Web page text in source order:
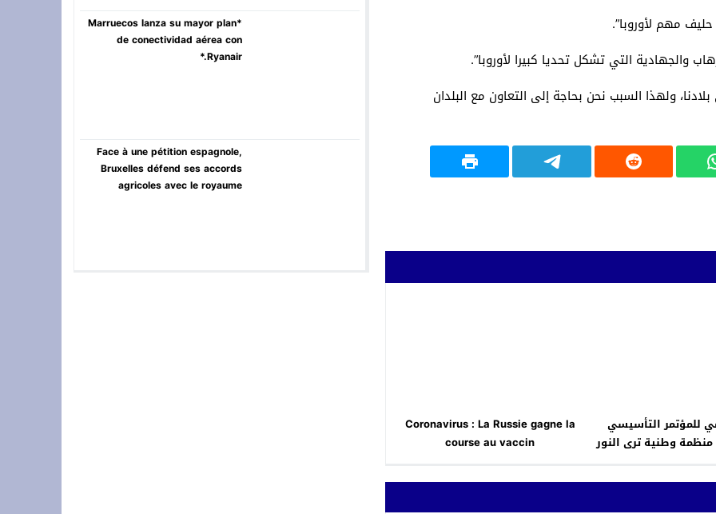
مهم لأوروبا”.
التي تشكل تحديا كبيرا لأوروبا”.
ولهذا السبب نحن بحاجة إلى التعاون مع البلدان
للمؤتمر التأسيسي
لمغاربة العالم منظمة وطنية ترى النور
أكدال
Coronavirus : La Russie gagne la
course au vaccin
*Marruecos lanza su mayor plan
de conectividad aérea con
Ryanair.*
Face à une pétition espagnole,
Bruxelles défend ses accords
agricoles avec le royaume